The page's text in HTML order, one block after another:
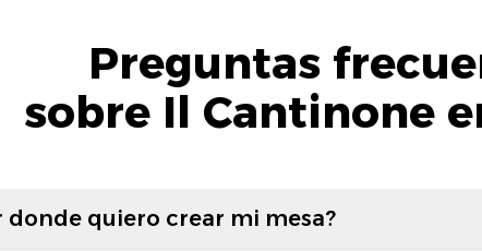
Preguntas
sobre Il Cantinone
quiero crear mi mesa?